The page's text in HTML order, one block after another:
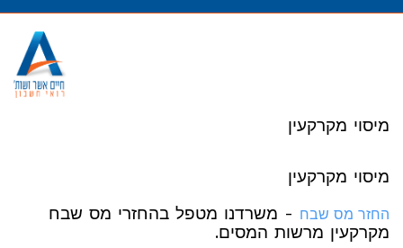
מעבר
מיסוי מקרקעין
מיסוי מקרקעין
החזר מס שבח - משרדנו מטפל בהחזרי מס שבח
מקרקעין מרשות המסים.